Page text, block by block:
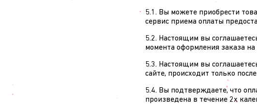
5.1. Вы можете приобрести
сервис приема оплаты
5.2. Настоящим вы
момента оформления заказа на
5.3. Настоящим вы
сайте, происходит только
5.4. Вы подтверждаете, что
произведена в течение 2х